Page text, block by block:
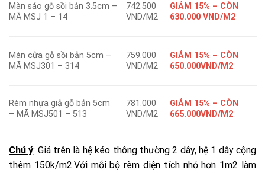
Màn sáo gỗ sồi bản 3.5cm –
MÃ MSJ 1 – 14
742.500
VND/M2
GIẢM 15% – CÒN
630.000 VND/M2
Màn cửa gỗ sồi bản 5cm –
MÃ MSJ301 – 314
759.000
VND/M2
GIẢM 15% – CÒN
650.000VND/M2
Rèm nhựa giả gỗ bản 5cm
– MÃ MSJ501 – 513
781.000
VND/M2
GIẢM 15% – CÒN
665.000VND/M2
Chú ý: Giá trên là hệ kéo thông thường 2 dây, hệ 1 dây cộng
thêm 150k/m2.Với mỗi bộ rèm diện tích nhỏ hơn 1m2 làm